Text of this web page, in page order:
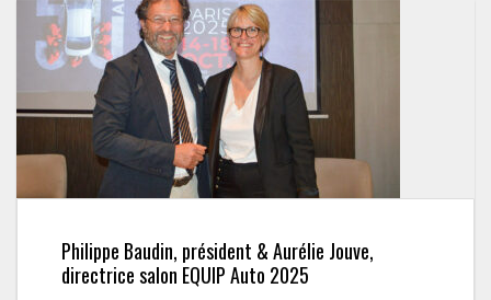
Philippe Baudin, président & Aurélie Jouve,
directrice salon EQUIP Auto 2025